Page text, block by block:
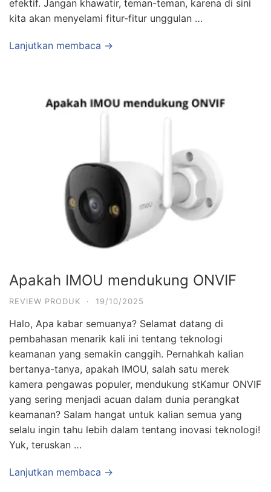
efektif. Jangan khawatir, teman-teman, karena di sini
kita akan menyelami fitur-fitur unggulan …
Lanjutkan membaca →
Apakah IMOU mendukung ONVIF
REVIEW PRODUK · 19/10/2025
Halo, Apa kabar semuanya? Selamat datang di
pembahasan menarik kali ini tentang teknologi
keamanan yang semakin canggih. Pernahkah kalian
bertanya-tanya, apakah IMOU, salah satu merek
kamera pengawas populer, mendukung stKamur ONVIF
yang sering menjadi acuan dalam dunia perangkat
keamanan? Salam hangat untuk kalian semua yang
selalu ingin tahu lebih dalam tentang inovasi teknologi!
Yuk, teruskan …
Lanjutkan membaca →